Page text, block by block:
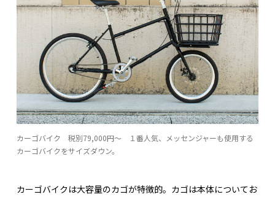
カーゴバイク 税別79,000円〜 １番人気、メッセンジャーも使用する
カーゴバイクをサイズダウン。
カーゴバイクは大容量のカゴが特徴的。カゴは本体についてお